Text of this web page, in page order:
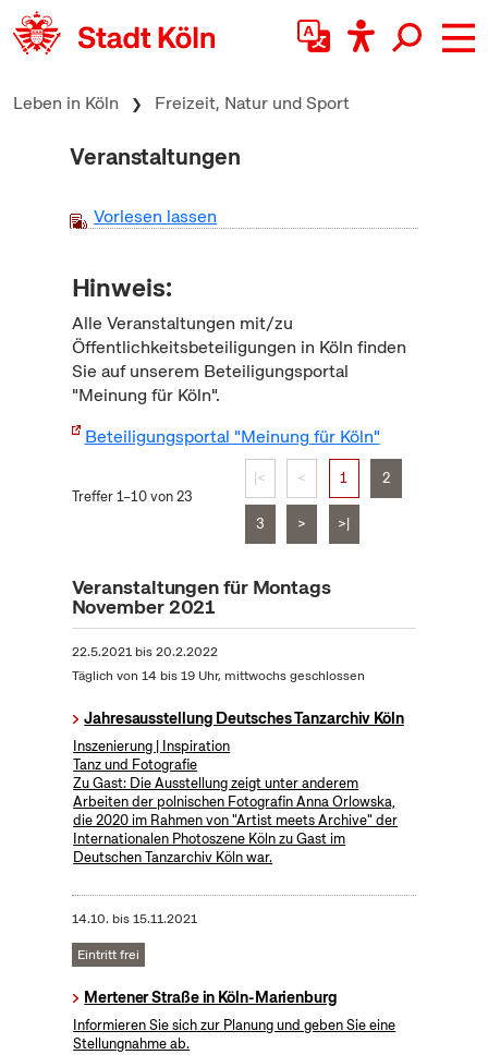
zum Inhalt springen
Leben in Köln Freizeit, Natur und Sport
Veranstaltungen
Vorlesen lassen
Hinweis:
Alle Veranstaltungen mit/zu
Öffentlichkeitsbeteiligungen in Köln finden
Sie auf unserem Beteiligungsportal
"Meinung für Köln".
Beteiligungsportal "Meinung für Köln"
Treffer 1–10 von 23
|< < 1 2
3 > >|
Veranstaltungen für Montags
November 2021
22.5.2021bis20.2.2022
Täglich von 14 bis 19 Uhr, mittwochs geschlossen
Jahresausstellung Deutsches Tanzarchiv Köln
Inszenierung | Inspiration
Tanz und Fotografie
Zu Gast: Die Ausstellung zeigt unter anderem
Arbeiten der polnischen Fotografin Anna Orlowska,
die 2020 im Rahmen von "Artist meets Archive" der
Internationalen Photoszene Köln zu Gast im
Deutschen Tanzarchiv Köln war.
14.10. bis15.11.2021
Eintritt frei
Mertener Straße in Köln-Marienburg
Informieren Sie sich zur Planung und geben Sie eine
Stellungnahme ab.